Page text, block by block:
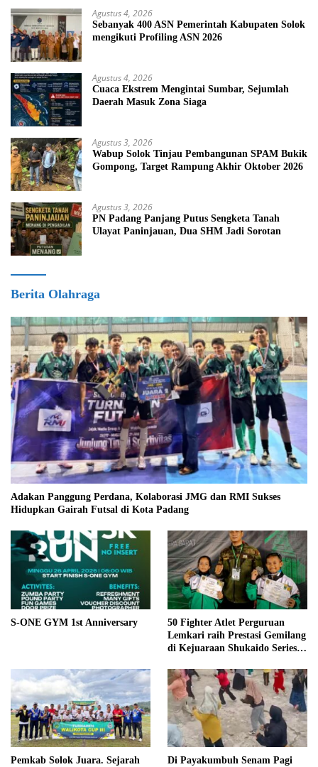
Agustus 4, 2026
Sebanyak 400 ASN Pemerintah Kabupaten Solok
mengikuti Profiling ASN 2026
Agustus 4, 2026
Cuaca Ekstrem Mengintai Sumbar, Sejumlah
Daerah Masuk Zona Siaga
Agustus 3, 2026
Wabup Solok Tinjau Pembangunan SPAM Bukik
Gompong, Target Rampung Akhir Oktober 2026
Agustus 3, 2026
PN Padang Panjang Putus Sengketa Tanah
Ulayat Paninjauan, Dua SHM Jadi Sorotan
Berita Olahraga
Adakan Panggung Perdana, Kolaborasi JMG dan RMI Sukses
Hidupkan Gairah Futsal di Kota Padang
S-ONE GYM 1st Anniversary
50 Fighter Atlet Perguruan
Lemkari raih Prestasi Gemilang
di Kejuaraan Shukaido Series 1
Pemkab Solok Juara. Sejarah
Di Payakumbuh Senam Pagi